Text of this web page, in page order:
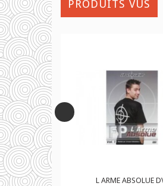
PRODUITS VUS
DVD JB
L ARME ABSOLUE